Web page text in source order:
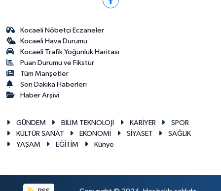
Kocaeli Nöbetçi Eczaneler
Kocaeli Hava Durumu
Kocaeli Trafik Yoğunluk Haritası
Puan Durumu ve Fikstür
Tüm Manşetler
Son Dakika Haberleri
Haber Arşivi
GÜNDEM BİLİM TEKNOLOJİ KARİYER
SPOR
KÜLTÜR SANAT
EKONOMİ SİYASET
SAĞLIK
YAŞAM
EĞİTİM Künye